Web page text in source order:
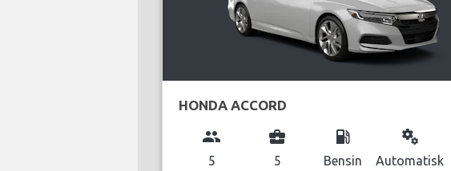
HONDA ACCORD
group
5
business_center
5
local_gas_station
Bensin
miscellaneous_services
Automatisk